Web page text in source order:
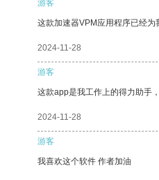
游客
这款加速器VPM应用程序已经为
2024-11-28
游客
这款app是我工作上的得力助手
2024-11-28
游客
我喜欢这个软件 作者加油